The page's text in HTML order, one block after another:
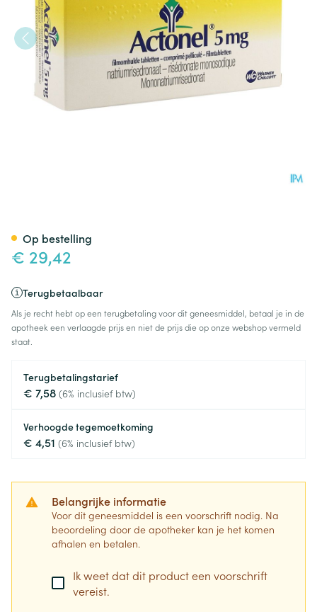
€ 29,42
Terugbetaalbaar
Als je recht hebt op een terugbetaling voor dit geneesmiddel, betaal je in de
apotheek een verlaagde prijs en niet de prijs die op onze webshop vermeld
staat.
Terugbetalingstarief
€ 7,58 (6% inclusief btw)
Verhoogde tegemoetkoming
€ 4,51 (6% inclusief btw)
Belangrijke informatie
Voor dit geneesmiddel is een voorschrift nodig. Na
beoordeling door de apotheker kan je het komen
afhalen en betalen.
Ik weet dat dit product een voorschrift
vereist.
Op bestelling